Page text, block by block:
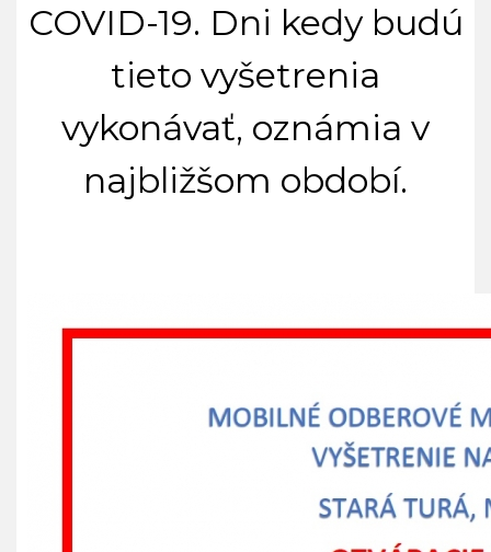
COVID-19. Dni kedy budú
tieto vyšetrenia
vykonávať, oznámia v
najbližšom období.